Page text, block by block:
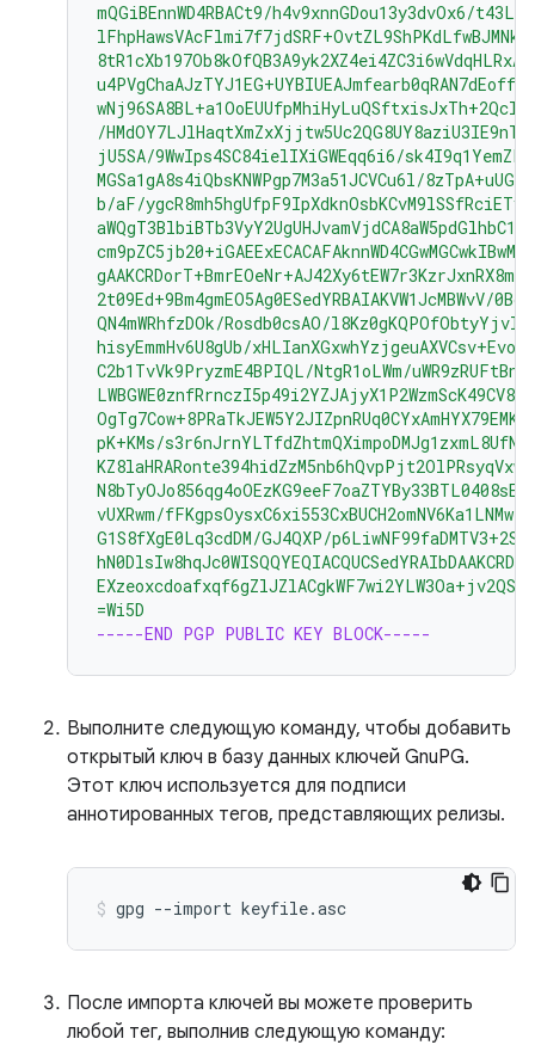
mQGiBEnnWD4RBACt9/h4v9xnnGDou13y3dvOx6/
/
jU5SA/9WwIps4SC84ielIXiGWEqq6i6/
MGSa1gA8s4iQbsKNWPgp7M3a51JCVCu6l/
b/aF/
2t09Ed+9Bm4gmEO5Ag0ESedYRBAIAKVW1JcMBWvV/
QN4mWRhfzDOk/Rosdb0csAO/
hisyEmmHv6U8gUb/
C2b1TvVk9PryzmE4BPIQL/NtgR1oLWm/
pK+KMs/
vUXRwm/
G1S8fXgE0Lq3cdDM/GJ4QXP/
=Wi5D
-----END PGP PUBLIC KEY BLOCK-----
Выполните следующую команду, чтобы добавить
открытый ключ в базу данных ключей GnuPG.
Этот ключ используется для подписи
аннотированных тегов, представляющих релизы.
gpg --import keyfile.asc
После импорта ключей вы можете проверить
любой тег, выполнив следующую команду: